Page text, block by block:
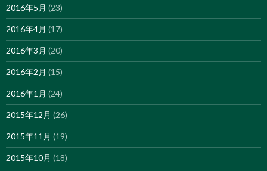
2016年5月 (23)
2016年4月 (17)
2016年3月 (20)
2016年2月 (15)
2016年1月 (24)
2015年12月 (26)
2015年11月 (19)
2015年10月 (18)